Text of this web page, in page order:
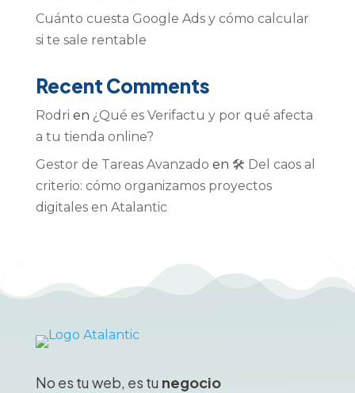
Cuánto cuesta Google Ads y cómo calcular
si te sale rentable
Recent Comments
Rodri en ¿Qué es Verifactu y por qué afecta
a tu tienda online?
Gestor de Tareas Avanzado en 🛠️ Del caos al
criterio: cómo organizamos proyectos
digitales en Atalantic
No es tu web, es tu negocio